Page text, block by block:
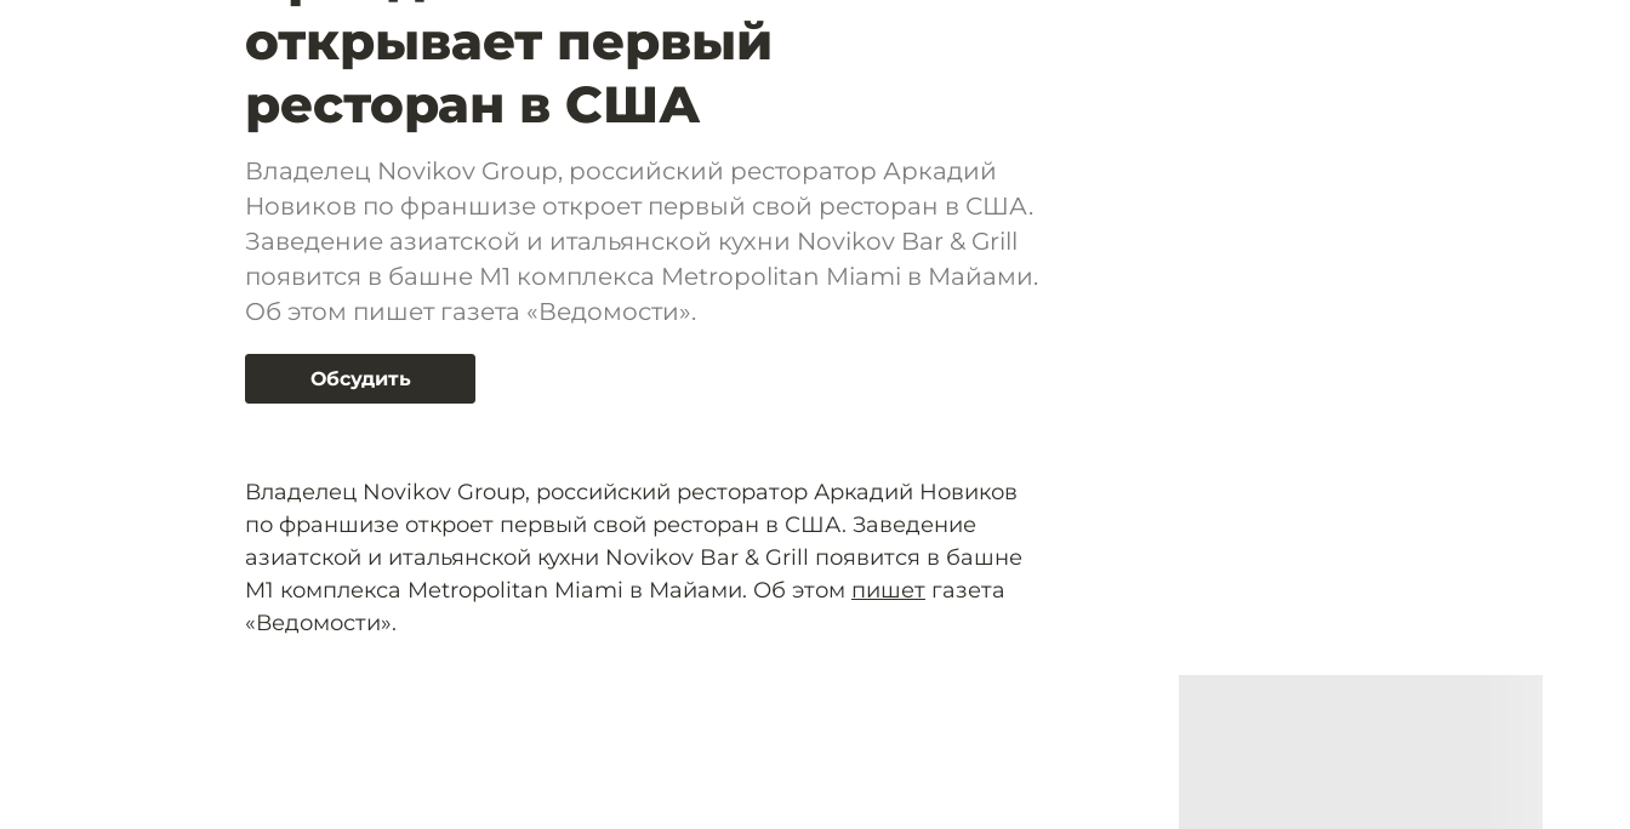
открывает первый
ресторан в США
Владелец Novikov Group, российский ресторатор Аркадий
Новиков по франшизе откроет первый свой ресторан в США.
Заведение азиатской и итальянской кухни Novikov Bar & Grill
появится в башне M1 комплекса Metropolitan Miami в Майами.
Об этом пишет газета «Ведомости».
Обсудить
Владелец Novikov Group, российский ресторатор Аркадий Новиков
по франшизе откроет первый свой ресторан в США. Заведение
азиатской и итальянской кухни Novikov Bar & Grill появится в башне
M1 комплекса Metropolitan Miami в Майами. Об этом пишет газета
«Ведомости».